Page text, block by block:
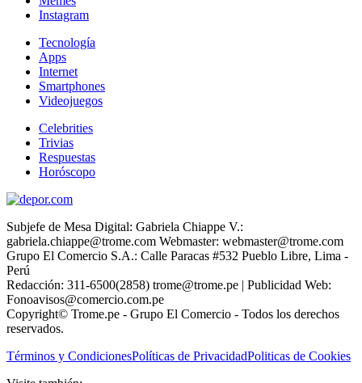
Instagram
Tecnología
Apps
Internet
Smartphones
Videojuegos
Celebrities
Trivias
Respuestas
Horóscopo
Subjefe de Mesa Digital: Gabriela Chiappe V.:
gabriela.chiappe@trome.com Webmaster: webmaster@trome.com
Grupo El Comercio S.A.: Calle Paracas #532 Pueblo Libre, Lima -
Perú
Redacción: 311-6500(2858) trome@trome.pe | Publicidad Web:
Fonoavisos@comercio.com.pe
Copyright© Trome.pe - Grupo El Comercio - Todos los derechos
reservados.
Términos y CondicionesPolíticas de PrivacidadPoliticas de Cookies